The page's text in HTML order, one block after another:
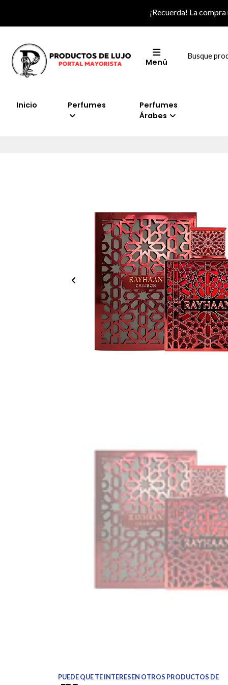
¡Recuerda! La
Menú
Inicio Perfumes
Perfumes
Árabes
PUEDE QUE TE INTERESEN OTROS PRODUCTOS DE